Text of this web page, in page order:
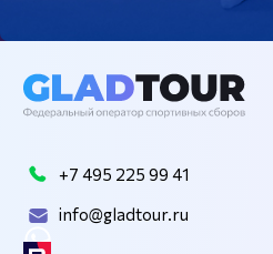
+7 495 225 99 41
info@gladtour.ru